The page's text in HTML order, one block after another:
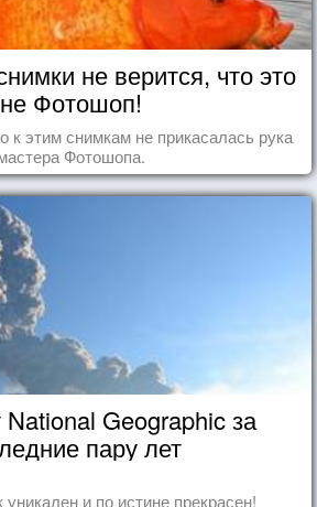
не верится, что это
не Фотошоп!
к этим снимкам не прикасалась рука
Фотошопа.
Geographic за
пару лет
и по истине прекрасен!